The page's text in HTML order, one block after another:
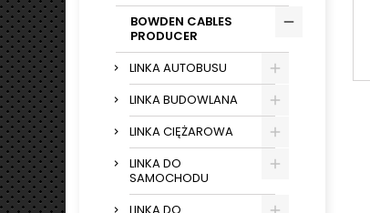
BOWDEN CABLES
PRODUCER
LINKA AUTOBUSU
LINKA BUDOWLANA
LINKA CIĘŻAROWA
LINKA DO
SAMOCHODU